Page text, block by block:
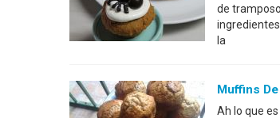
de
la
Muffins
Ah lo que